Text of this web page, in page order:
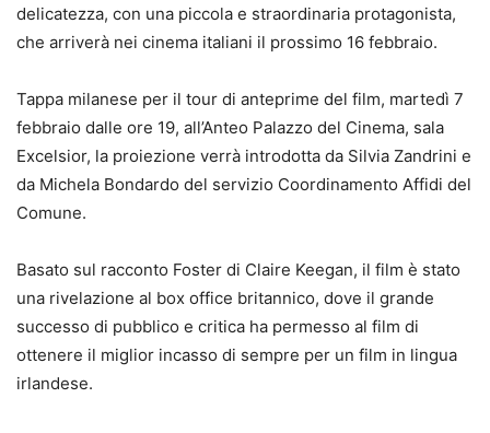
delicatezza, con una piccola e straordinaria protagonista,
che arriverà nei cinema italiani il prossimo 16 febbraio.
Tappa milanese per il tour di anteprime del film, martedì 7
febbraio dalle ore 19, all’Anteo Palazzo del Cinema, sala
Excelsior, la proiezione verrà introdotta da Silvia Zandrini e
da Michela Bondardo del servizio Coordinamento Affidi del
Comune.
Basato sul racconto Foster di Claire Keegan, il film è stato
una rivelazione al box office britannico, dove il grande
successo di pubblico e critica ha permesso al film di
ottenere il miglior incasso di sempre per un film in lingua
irlandese.